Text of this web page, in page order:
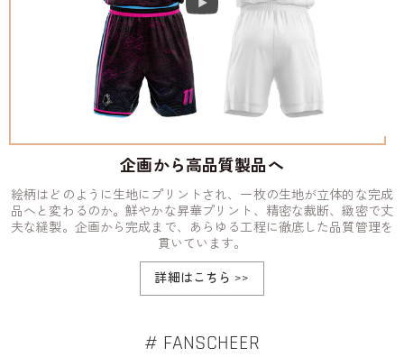
企画から高品質製品へ
絵柄はどのように生地にプリントされ、一枚の生地が立体的な完成
品へと変わるのか。鮮やかな昇華プリント、精密な裁断、緻密で丈
夫な縫製。企画から完成まで、あらゆる工程に徹底した品質管理を
貫いています。
詳細はこちら >>
# FANSCHEER